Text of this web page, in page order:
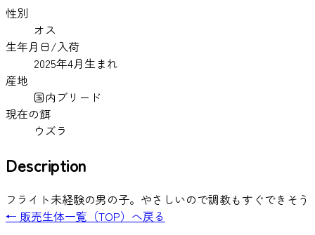
性別
オス
生年月日/入荷
2025年4月生まれ
産地
国内ブリード
現在の餌
ウズラ
Description
フライト未経験の男の子。やさしいので調教もすぐできそう
← 販売生体一覧（TOP）へ戻る